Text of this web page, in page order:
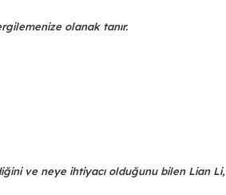
olanak tanır.
ve neye ihtiyacı olduğunu bilen Lian